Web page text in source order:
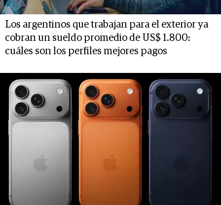
Los argentinos que trabajan para el exterior ya
cobran un sueldo promedio de US$ 1.800:
cuáles son los perfiles mejores pagos